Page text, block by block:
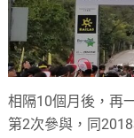
相隔10個月後，再
第2次參與，同